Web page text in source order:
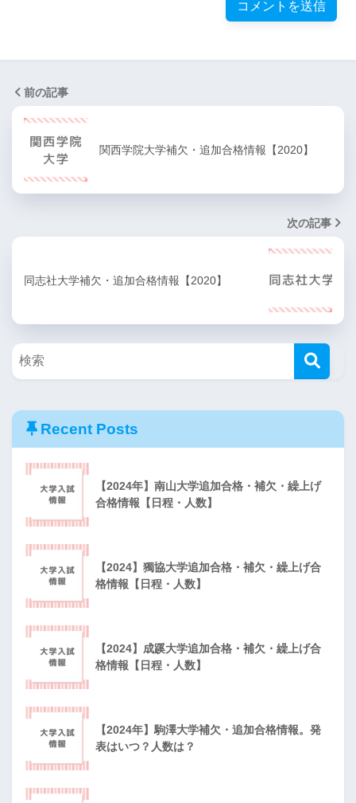
前の記事
関西学院大学補欠・追加合格情報【2020】
次の記事
同志社大学補欠・追加合格情報【2020】
Recent Posts
【2024年】南山大学追加合格・補欠・繰上げ
合格情報【日程・人数】
【2024】獨協大学追加合格・補欠・繰上げ合
格情報【日程・人数】
【2024】成蹊大学追加合格・補欠・繰上げ合
格情報【日程・人数】
【2024年】駒澤大学補欠・追加合格情報。発
表はいつ？人数は？